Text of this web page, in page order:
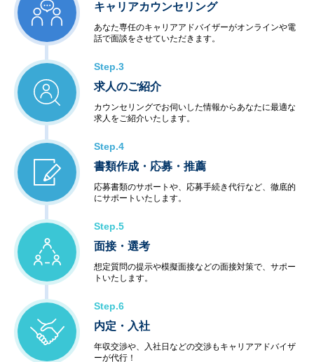
キャリアカウンセリング
あなた専任のキャリアアドバイザーがオンラインや電
話で面談をさせていただきます。
Step.3
求人のご紹介
カウンセリングでお伺いした情報からあなたに最適な
求人をご紹介いたします。
Step.4
書類作成・応募・推薦
応募書類のサポートや、応募手続き代行など、徹底的
にサポートいたします。
Step.5
面接・選考
想定質問の提示や模擬面接などの面接対策で、サポー
トいたします。
Step.6
内定・入社
年収交渉や、入社日などの交渉もキャリアアドバイザ
ーが代行！